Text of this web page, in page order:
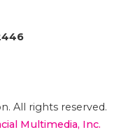
All rights reserved.
Multimedia, Inc.